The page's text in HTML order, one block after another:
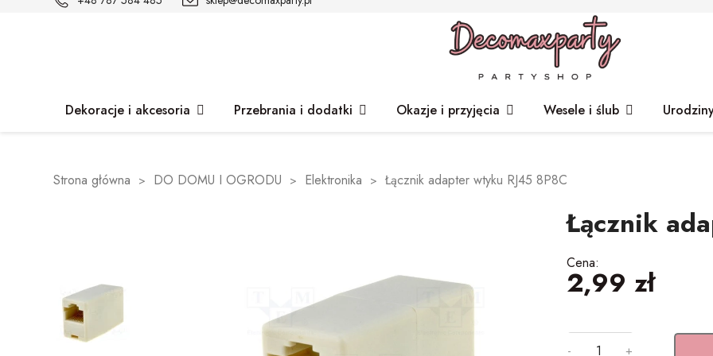
Dekoracje i akcesoria Przebrania i dodatki Okazje i przyjęcia Wesele i ślub
Strona główna DO DOMU I OGRODU Elektronika Łącznik adapter wtyku RJ45 8P8C
Łącznik
Cena:
2,99 zł
- +